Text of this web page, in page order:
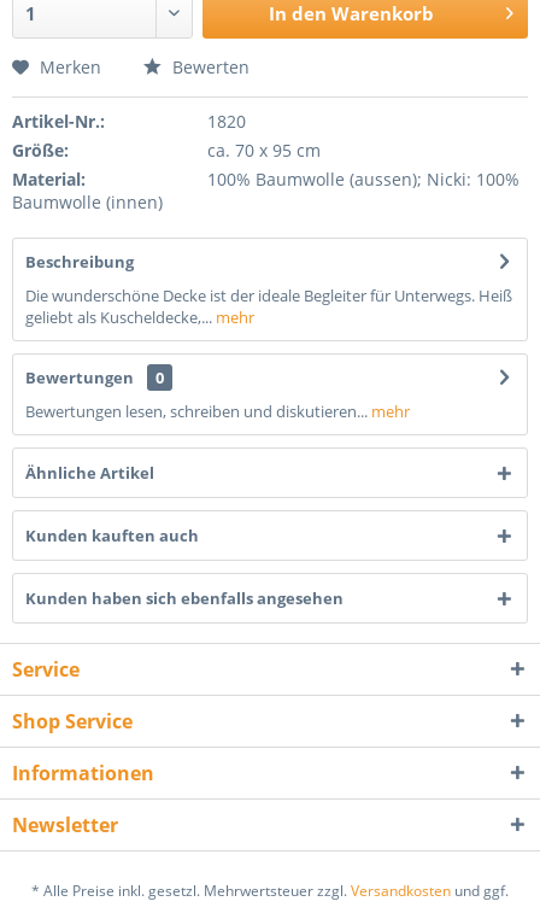
In den Warenkorb
Merken Bewerten
Artikel-Nr.:
1820
Größe:
ca. 70 x 95 cm
Material:
100% Baumwolle (aussen); Nicki: 100%
Baumwolle (innen)
Beschreibung
Die wunderschöne Decke ist der ideale Begleiter für Unterwegs. Heiß
geliebt als Kuscheldecke,... mehr
Bewertungen
0
Bewertungen lesen, schreiben und diskutieren... mehr
Ähnliche Artikel
Kunden kauften auch
Kunden haben sich ebenfalls angesehen
Service
Shop Service
Informationen
Newsletter
* Alle Preise inkl. gesetzl. Mehrwertsteuer zzgl.Versandkosten und ggf.